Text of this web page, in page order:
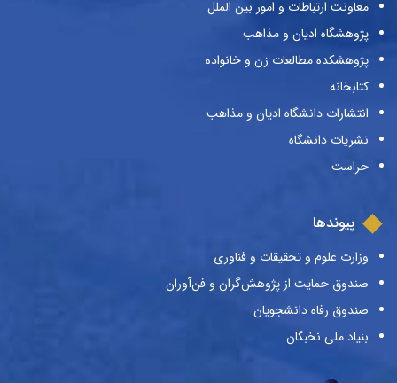
معاونت ارتباطات و امور بین الملل
پژوهشگاه ادیان و مذاهب
پژوهشکده مطالعات زن و خانواده
کتابخانه
انتشارات دانشگاه ادیان و مذاهب
نشریات دانشگاه
حراست
پیوندها
وزارت علوم و تحقیقات و فناوری
صندوق حمایت از پژوهش‌گران و فن‌آوران
صندوق رفاه دانشجویان
بنیاد ملی نخبگان